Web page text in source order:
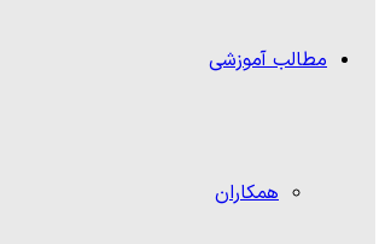
مطالب آموزشی
همکاران